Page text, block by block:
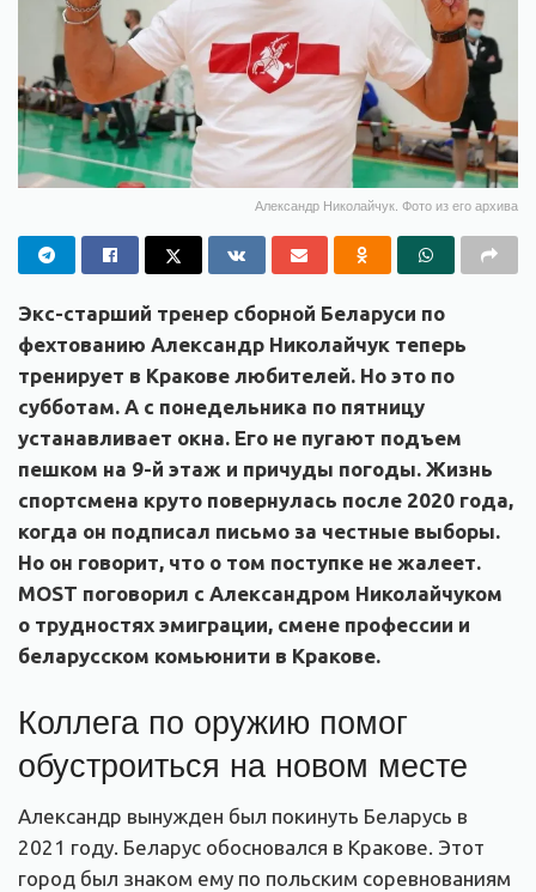
Александр Николайчук. Фото из его архива
Экс-старший тренер сборной Беларуси по
фехтованию Александр Николайчук теперь
тренирует в Кракове любителей. Но это по
субботам. А с понедельника по пятницу
устанавливает окна. Его не пугают подъем
пешком на 9-й этаж и причуды погоды. Жизнь
спортсмена круто повернулась после 2020 года,
когда он подписал письмо за честные выборы.
Но он говорит, что о том поступке не жалеет.
MOST поговорил с Александром Николайчуком
о трудностях эмиграции, смене профессии и
беларусском комьюнити в Кракове.
Коллега по оружию помог
обустроиться на новом месте
Александр вынужден был покинуть Беларусь в
2021 году. Беларус обосновался в Кракове. Этот
город был знаком ему по польским соревнованиям